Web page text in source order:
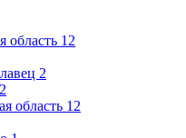
область 12
2
2
область 12